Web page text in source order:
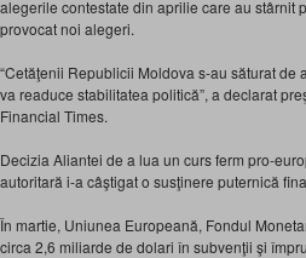
alegerile contestate din aprilie care au stârnit
provocat noi alegeri.
“Cetăţenii Republicii Moldova s-au săturat
va readuce stabilitatea politică”, a declarat
Financial Times.
Decizia Aliantei de a lua un curs ferm pro-
autoritară i-a câştigat o susţinere puternică
În martie, Uniunea Europeană, Fondul
circa 2,6 miliarde de dolari în subvenţii şi